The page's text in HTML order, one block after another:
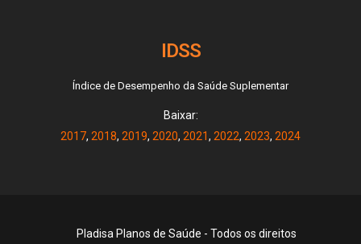
IDSS
Índice de Desempenho da Saúde Suplementar
Baixar:
2017, 2018, 2019, 2020, 2021, 2022, 2023, 2024
Pladisa Planos de Saúde - Todos os direitos